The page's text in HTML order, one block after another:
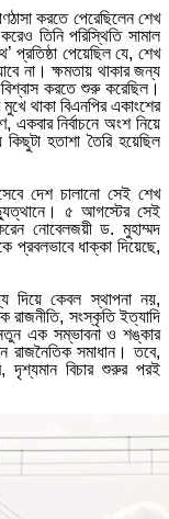
করতে পেরেছিলেন শেখ
তিনি পরিস্থিতি সামাল
প্রতিষ্ঠা পেয়েছিল যে, শেখ
না। ক্ষমতায় থাকার জন্য
করতে শুরু করেছিল।
থাকা বিএনপির একাংশের
একবার নির্বাচনে অংশ নিয়ে
হতাশা তৈরি হয়েছিল
দেশ চালানো সেই শেখ
৫ আগস্টের সেই
নোবেলজয়ী ড. মুহাম্মদ
ধাক্কা দিয়েছে,
দিয়ে কেবল স্থাপনা নয়,
রাজনীতি, সংস্কৃতি ইত্যাদি
নতুন এক সম্ভাবনা ও শঙ্কার
রাজনৈতিক সমাধান। তবে,
দৃশ্যমান বিচার শুরুর পরই